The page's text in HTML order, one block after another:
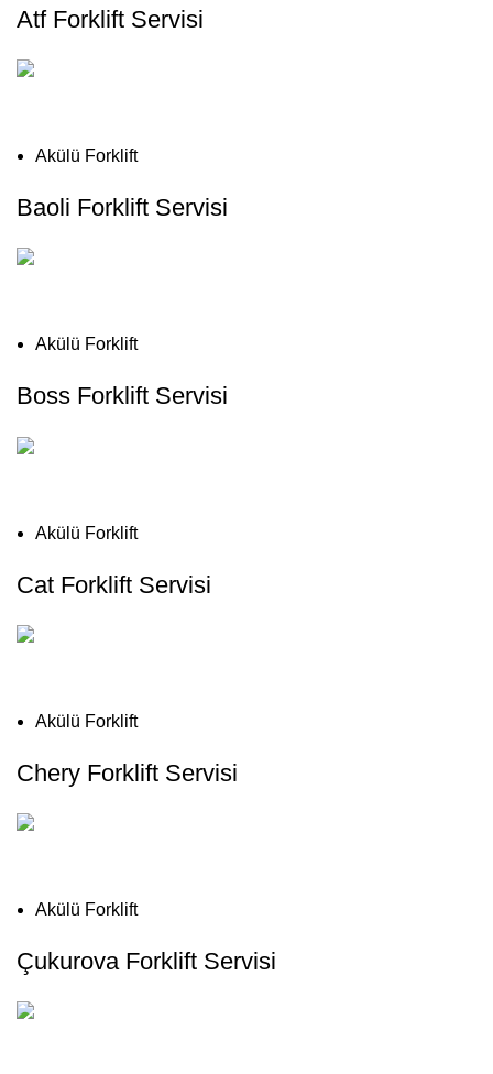
Atf Forklift Servisi
Akülü Forklift
Baoli Forklift Servisi
Akülü Forklift
Boss Forklift Servisi
Akülü Forklift
Cat Forklift Servisi
Akülü Forklift
Chery Forklift Servisi
Akülü Forklift
Çukurova Forklift Servisi